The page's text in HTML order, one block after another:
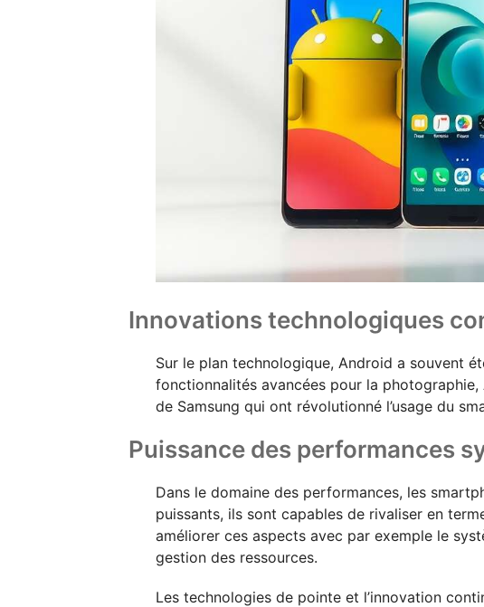
Innovations technologiques
Sur le plan technologique, Android a souvent
fonctionnalités avancées pour la
de Samsung qui ont révolutionné l’usage du
Puissance des performances
Dans le domaine des performances, les
puissants, ils sont capables de rivaliser en
améliorer ces aspects avec par exemple le
gestion des ressources.
Les technologies de pointe et l’innovation